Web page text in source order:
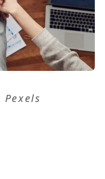
Pexels